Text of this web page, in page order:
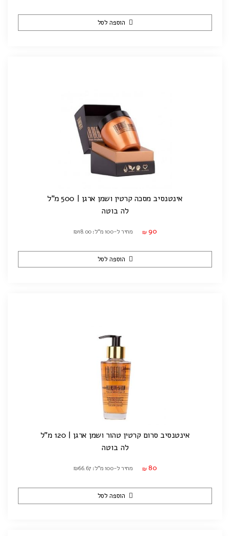
הוספה לסל
אינטנסיב מסכה קרטין ושמן ארגן | 500 מ"ל
לה בוטה
₪ 90 מחיר ל-100 מ"ל: ₪18.00
הוספה לסל
אינטנסיב סרום קרטין טהור ושמן ארגן | 120 מ"ל
לה בוטה
₪ 80 מחיר ל-100 מ"ל: ₪66.67
הוספה לסל